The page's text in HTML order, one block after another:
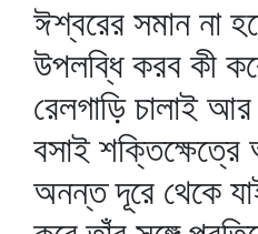
ঈশ্বরের সমান না
উপলব্ধি করব কী
রেলগাড়ি চালাই
বসাই
অনন্ত দূরে থেকে